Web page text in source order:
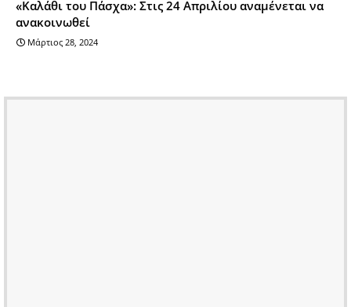
«Καλάθι του Πάσχα»: Στις 24 Απριλίου αναμένεται να
ανακοινωθεί
Μάρτιος 28, 2024